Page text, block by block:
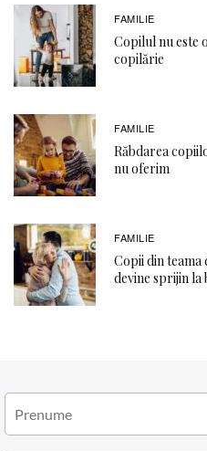
FAMILIE
Copilul nu este
copilărie
FAMILIE
Răbdarea
nu oferim
FAMILIE
Copii din teama
devine sprijin la